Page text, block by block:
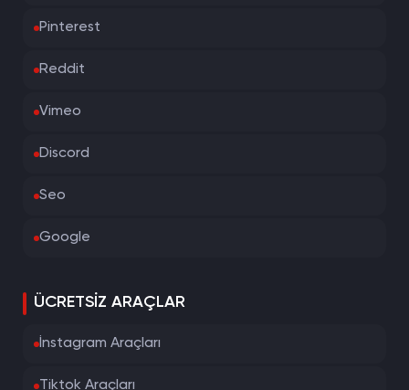
Pinterest
Reddit
Vimeo
Discord
Seo
Google
ÜCRETSIZ ARAÇLAR
İnstagram Araçları
Tiktok Araçları